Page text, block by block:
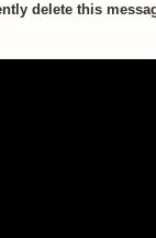
delete this